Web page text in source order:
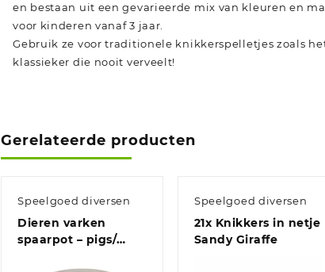
en bestaan uit een gevarieerde mix van kleuren en
voor kinderen vanaf 3 jaar.
Gebruik ze voor traditionele knikkerspelletjes zoals
klassieker die nooit verveelt!
Gerelateerde producten
Speelgoed diversen
Dieren varken
spaarpot – pigs/
Speelgoed diversen
21x Knikkers in netje
Sandy Giraffe